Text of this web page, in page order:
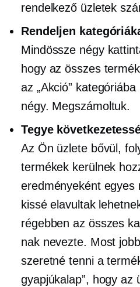
rendelkező üzletek
Rendeljen
Mindössze négy
hogy az összes
az „Akció”
négy. Megszámoltuk.
Tegye
Az Ön üzlete bővül,
termékek kerülnek
eredményeként egyes
kissé elavultak
régebben az összes
nak nevezte. Most
szeretné tenni a
gyapjúkalap”, hogy az